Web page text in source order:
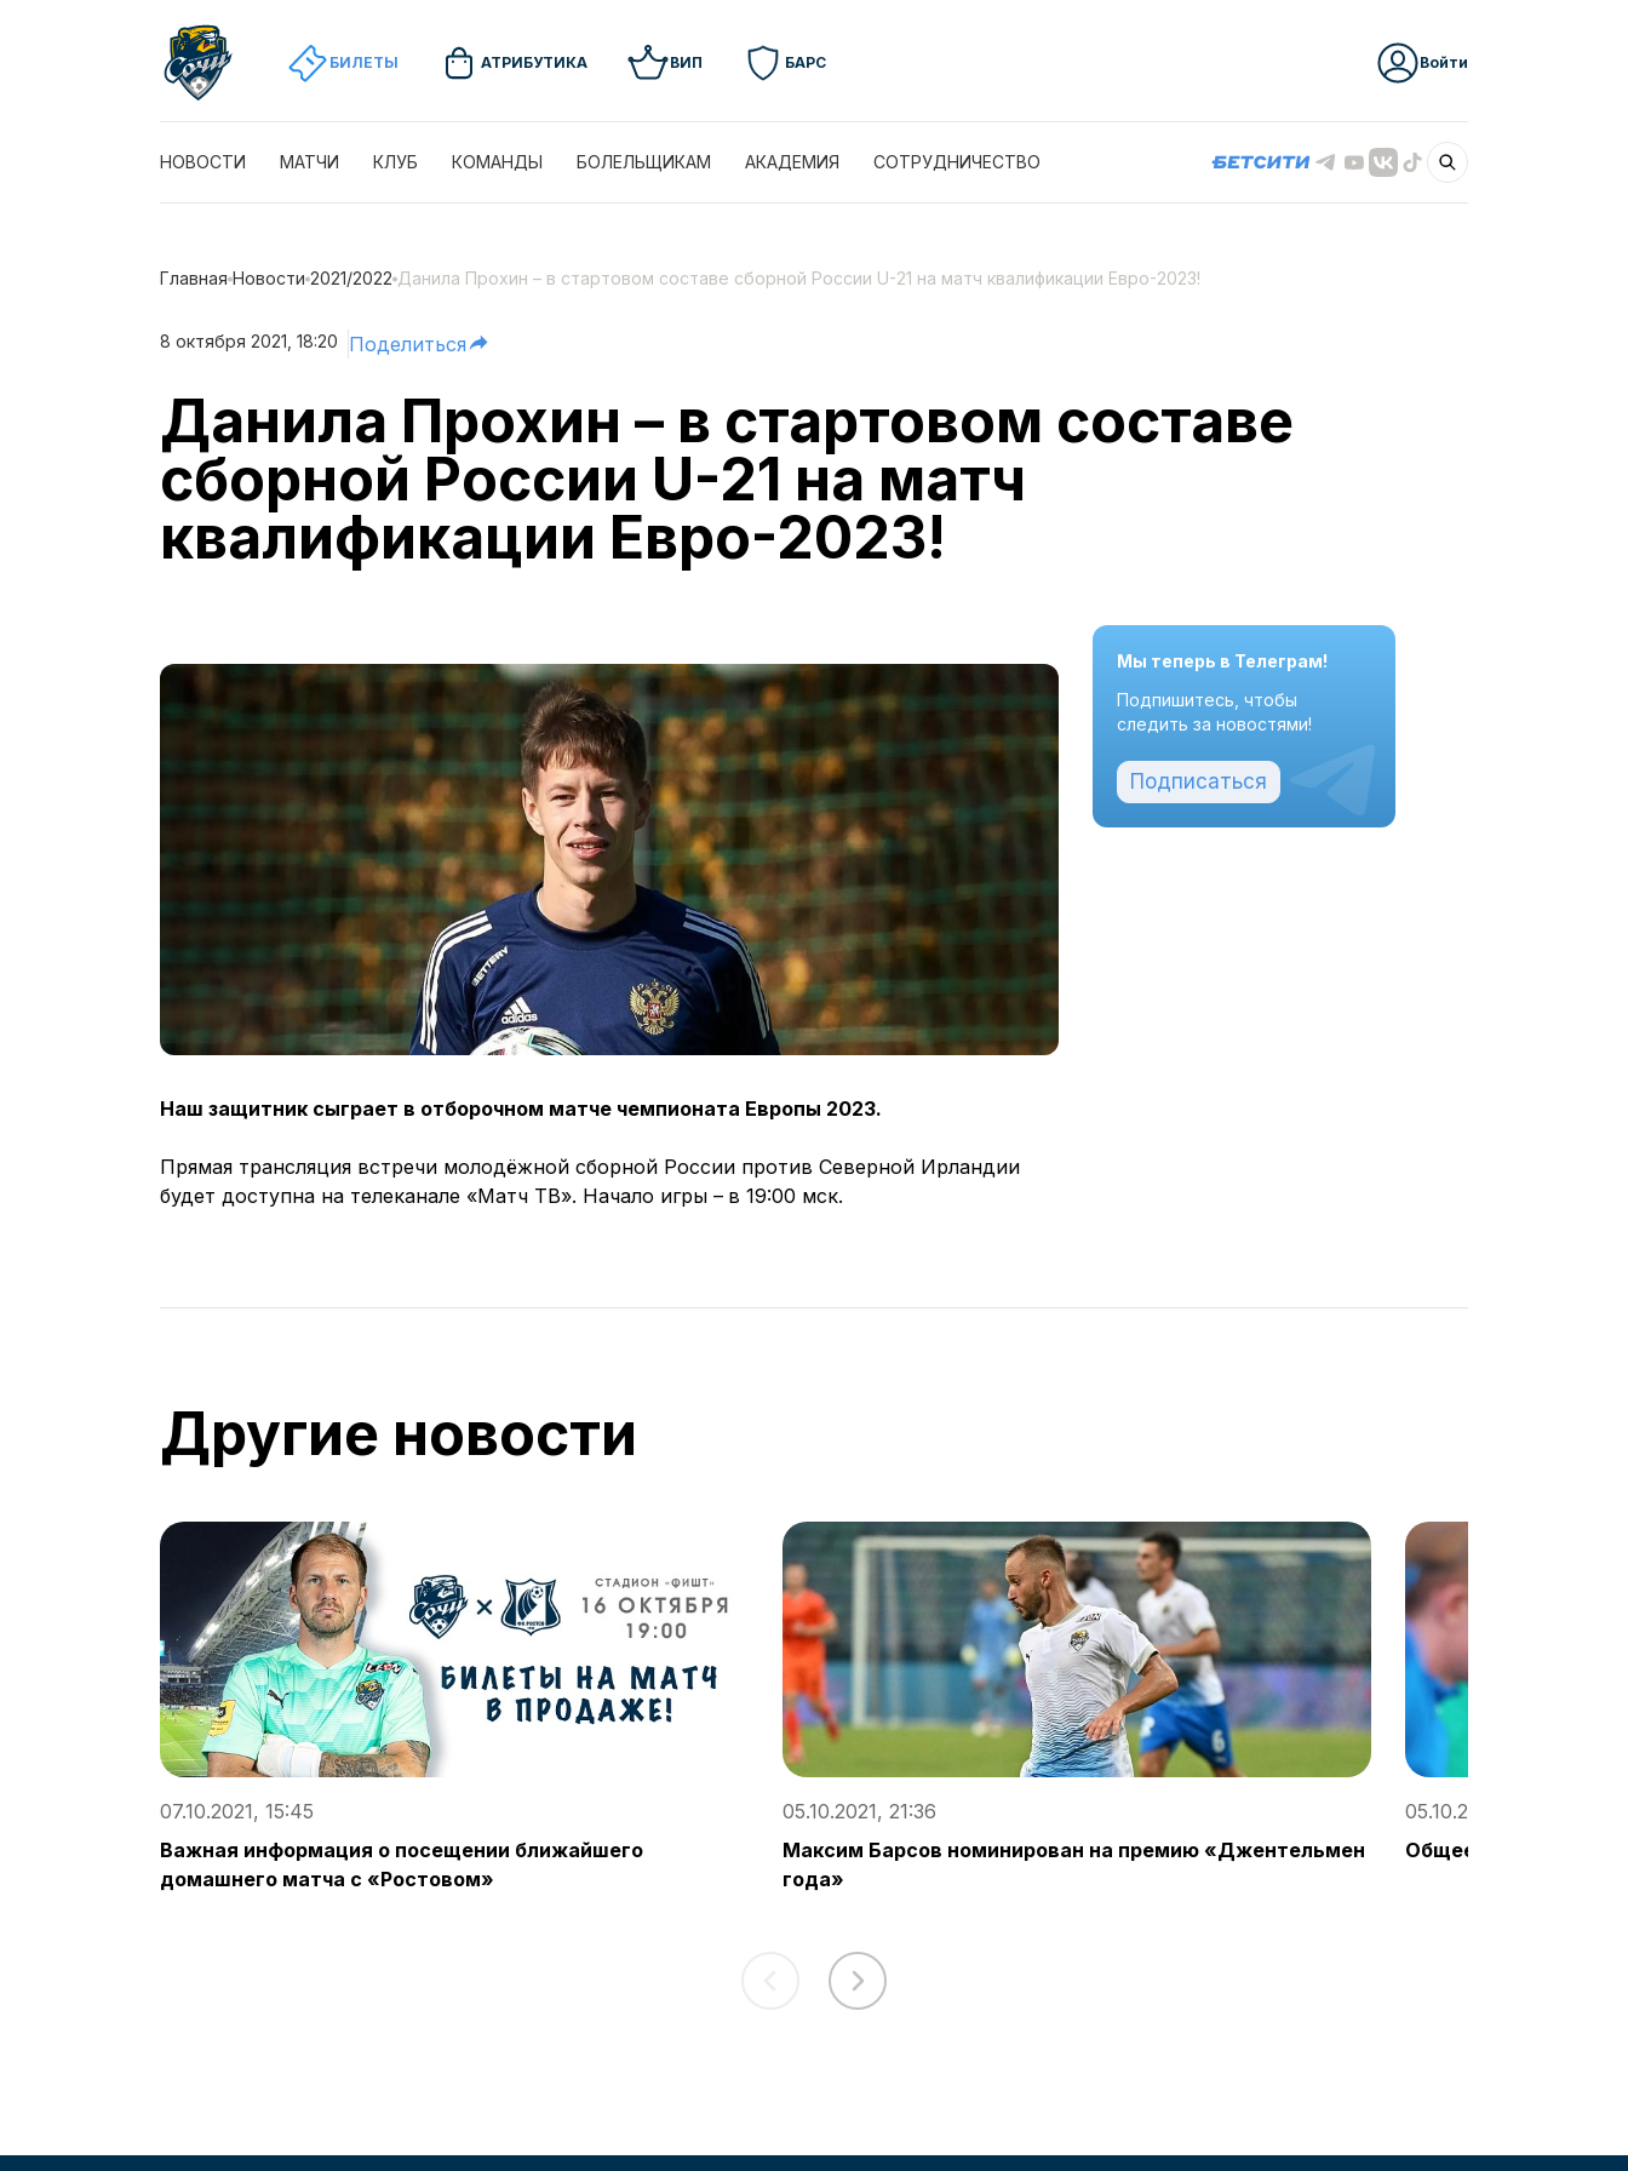
БИЛЕТЫ АТРИБУТИКА ВИП БАРС Войти
НОВОСТИ МАТЧИ КЛУБ КОМАНДЫ БОЛЕЛЬЩИКАМ АКАДЕМИЯ СОТРУДНИЧЕСТВО
Главная Новости 2021/2022 Данила Прохин – в стартовом составе сборной России U-21 на матч квалификации Евро-2023!
8 октября 2021, 18:20 Поделиться
Данила Прохин – в стартовом составе
сборной России U-21 на матч
квалификации Евро-2023!
Наш защитник сыграет в отборочном матче чемпионата Европы 2023.
Прямая трансляция встречи молодёжной сборной России против Северной Ирландии
будет доступна на телеканале «Матч ТВ». Начало игры – в 19:00 мск.
Мы теперь в Телеграм!
Подпишитесь, чтобы
следить за новостями!
Подписаться
Другие новости
07.10.2021, 15:45
Важная информация о посещении ближайшего
домашнего матча с «Ростовом»
05.10.2021, 21:36
Максим Барсов номинирован на премию «Джентельмен
года»
05.10.2021, 15:46
Общее фото: за